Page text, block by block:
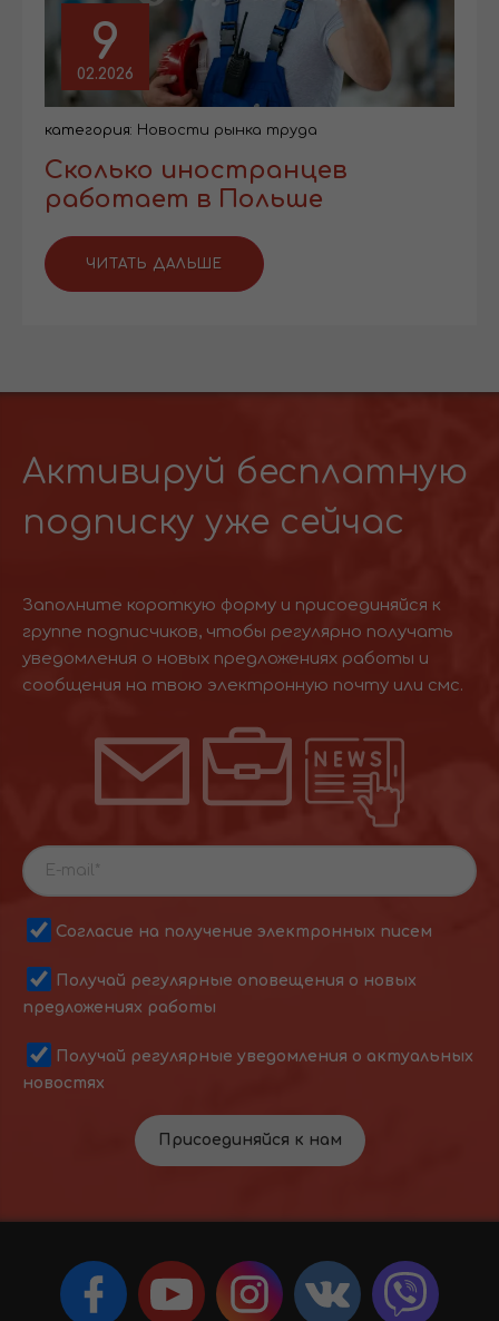
9
02.2026
категория: Новости рынка труда
Сколько иностранцев
работает в Польше
ЧИТАТЬ ДАЛЬШЕ
Активируй бесплатную
подписку уже сейчас
Заполните короткую форму и присоединяйся к
группе подписчиков, чтобы регулярно получать
уведомления о новых предложениях работы и
сообщения на твою электронную почту или смс.
Согласие на получение электронных писем
Получай регулярные оповещения о новых
предложениях работы
Получай регулярные уведомления о актуальных
новостях
Присоединяйся к нам